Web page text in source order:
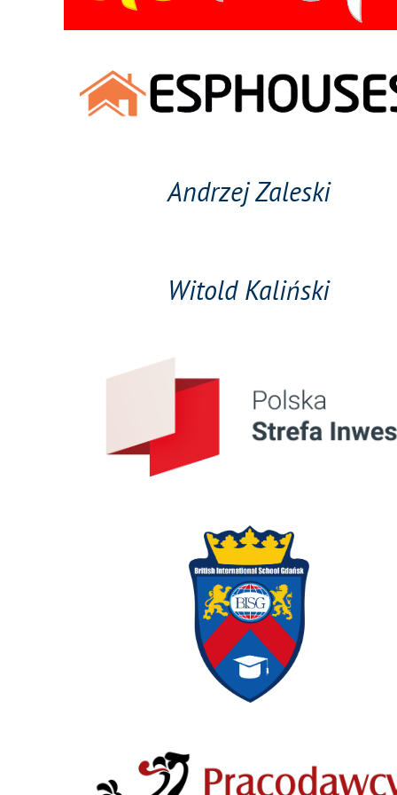
Andrzej Zaleski
Witold Kaliński